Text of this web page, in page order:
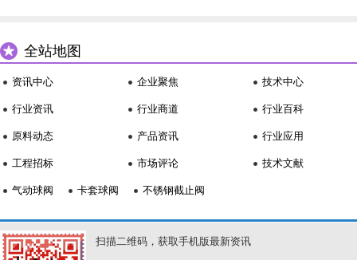
全站地图
资讯中心
行业资讯
原料动态
工程招标
企业聚焦
行业商道
产品资讯
市场评论
技术中心
行业百科
行业应用
技术文献
气动球阀 卡套球阀 不锈钢截止阀
扫描二维码，获取手机版最新资讯